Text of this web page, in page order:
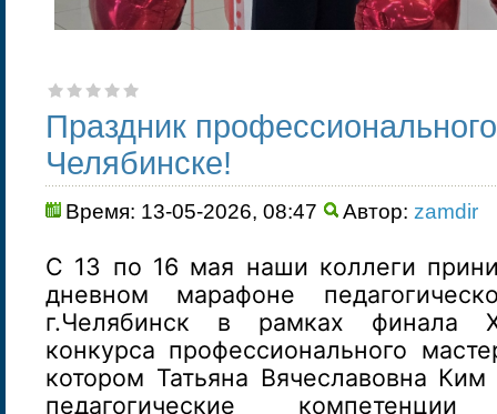
Праздник
Челябинске!
Время: 13-05-2026, 08:47 Автор: zamdir
С 13 по 16 мая наши коллеги
дневном марафоне
г.Челябинск в рамках финала
конкурса профессионального
котором Татьяна Вячеславовна Ким
педагогические